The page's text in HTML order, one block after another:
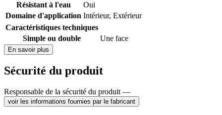
Résistant à l'eau
Oui
Domaine d'application Intérieur, Extérieur
Caractéristiques techniques
Simple ou double
Une face
En savoir plus
Sécurité du produit
Responsable de la sécurité du produit —
voir les informations fournies par le fabricant